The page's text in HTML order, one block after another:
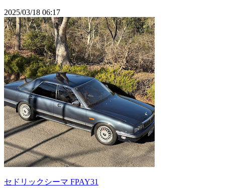
2025/03/18 06:17
セドリックシーマ FPAY31